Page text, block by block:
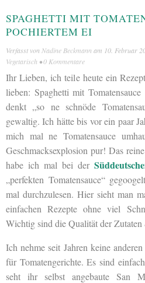
SPAGHETTI MIT
POCHIERTEM EI
Verfasst von Nadine Beckmann am 10. Februar
Vegetarisch •0 Kommentare
Ihr Lieben, ich teile heute ein
lieben: Spaghetti mit
denkt „so ne schnöde
gewaltig. Ich hätte bis vor ein paar
mich mal ne Tomatensauce
Geschmacksexplosion pur! Das
habe ich mal bei der
„perfekten Tomatensauce“
mal durchzulesen. Hier sieht man
einfachen Rezepte ohne viel
Wichtig sind die Qualität der
Ich nehme seit Jahren keine anderen
für Tomatengerichte. Es sind
seht ihr selbst angebaute San